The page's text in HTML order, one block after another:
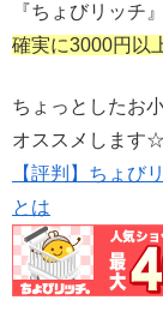
『ちょびリッチ
確実に3000円以
ちょっとしたお
オススメします☆
【評判】ちょび
とは